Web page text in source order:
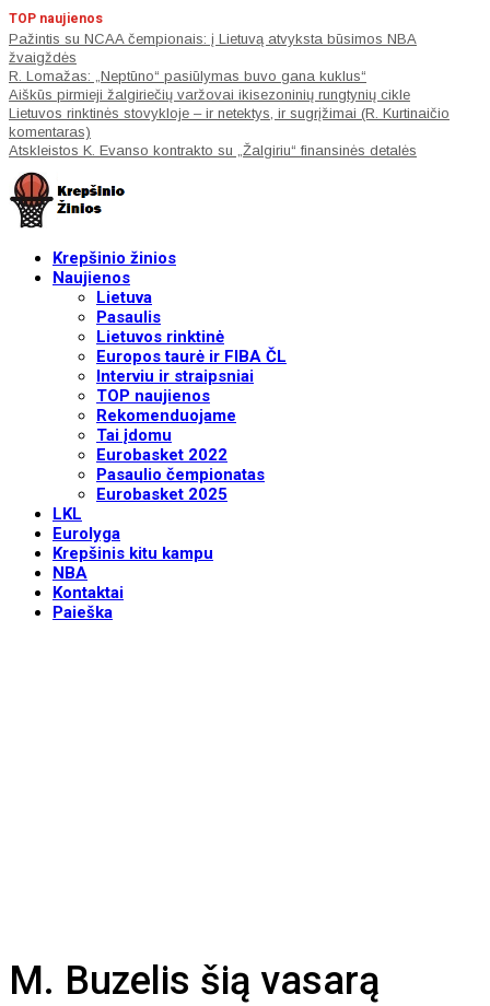
TOP naujienos
Pažintis su NCAA čempionais: į Lietuvą atvyksta būsimos NBA
žvaigždės
R. Lomažas: „Neptūno“ pasiūlymas buvo gana kuklus“
Aiškūs pirmieji žalgiriečių varžovai ikisezoninių rungtynių cikle
Lietuvos rinktinės stovykloje – ir netektys, ir sugrįžimai (R. Kurtinaičio
komentaras)
Atskleistos K. Evanso kontrakto su „Žalgiriu“ finansinės detalės
Krepšinio žinios
Naujienos
Lietuva
Pasaulis
Lietuvos rinktinė
Europos taurė ir FIBA ČL
Interviu ir straipsniai
TOP naujienos
Rekomenduojame
Tai įdomu
Eurobasket 2022
Pasaulio čempionatas
Eurobasket 2025
LKL
Eurolyga
Krepšinis kitu kampu
NBA
Kontaktai
Paieška
M. Buzelis šią vasarą